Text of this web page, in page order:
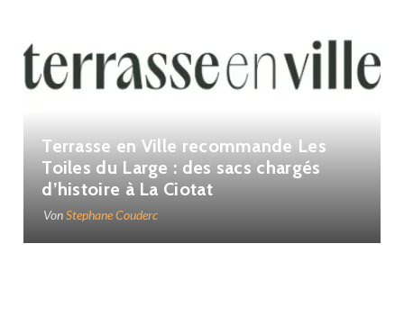
Terrasse en Ville recommande Les
Toiles du Large : des sacs chargés
d’histoire à La Ciotat
VonStephane Couderc